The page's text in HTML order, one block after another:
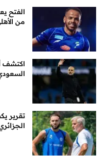
الفتح
من
اكتشف
تقرير